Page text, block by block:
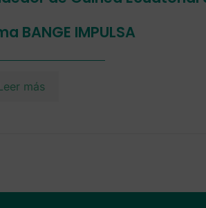
BANGE IMPULSA
más